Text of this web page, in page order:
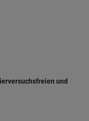
und